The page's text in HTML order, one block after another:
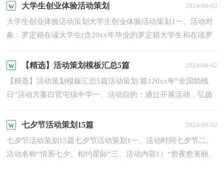
汗水...大学生创业体验活动策划 2024-06-02
大学生创业体验活动策划大学生创业体验活动策划1一、活动对
象：罗定籍在读大学生(含20xx年毕业的罗定籍大学生和在读罗
【精选】活动策划模板汇总5篇 2024-06-02
【精选】活动策划模板汇总5篇活动策划 篇120xx年“全国助残
日”活动方案白官屯镇中学一、活动目的：通过开展活动，弘扬
构...
七夕节活动策划15篇 2024-06-02
七夕节活动策划15篇七夕节活动策划1一、活动时间七夕节二、
活动名称“情系七夕、相约星际”三、活动内容1）“愈夜愈美丽、